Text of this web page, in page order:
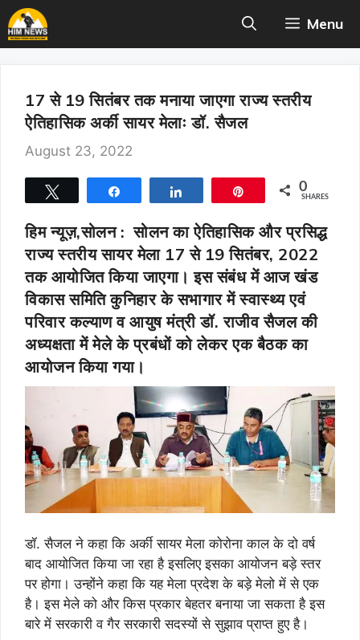
Skip
to
content
Menu
17 से 19 सितंबर तक मनाया जाएगा राज्य स्तरीय
ऐतिहासिक अर्की सायर मेलाः डॉ. सैजल
August 23, 2022
0
SHARES
हिम न्यूज़,सोलन : सोलन का ऐतिहासिक और प्रसिद्ध
राज्य स्तरीय सायर मेला 17 से 19 सितंबर, 2022
तक आयोजित किया जाएगा। इस संबंध में आज खंड
विकास समिति कुनिहार के सभागार में स्वास्थ्य एवं
परिवार कल्याण व आयुष मंत्री डॉ. राजीव सैजल की
अध्यक्षता में मेले के प्रबंधों को लेकर एक बैठक का
आयोजन किया गया।
डॉ. सैजल ने कहा कि अर्की सायर मेला कोरोना काल के दो वर्ष
बाद आयोजित किया जा रहा है इसलिए इसका आयोजन बड़े स्तर
पर होगा। उन्होंने कहा कि यह मेला प्रदेश के बड़े मेलो में से एक
है। इस मेले को और किस प्रकार बेहतर बनाया जा सकता है इस
बारे में सरकारी व गैर सरकारी सदस्यों से सुझाव प्राप्त हुए है।